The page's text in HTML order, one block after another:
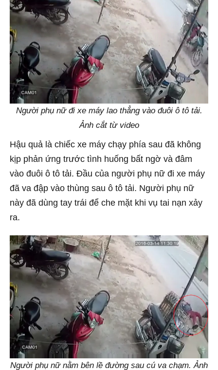
Người phụ nữ đi xe máy lao thẳng vào đuôi ô tô tải.
Ảnh cắt từ video
Hậu quả là chiếc xe máy chạy phía sau đã không
kịp phản ứng trước tình huống bất ngờ và đâm
vào đuôi ô tô tải. Đầu của người phụ nữ đi xe máy
đã va đập vào thùng sau ô tô tải. Người phụ nữ
này đã dùng tay trái để che mặt khi vụ tai nạn xảy
ra.
Người phụ nữ nằm bên lề đường sau cú va chạm. Ảnh